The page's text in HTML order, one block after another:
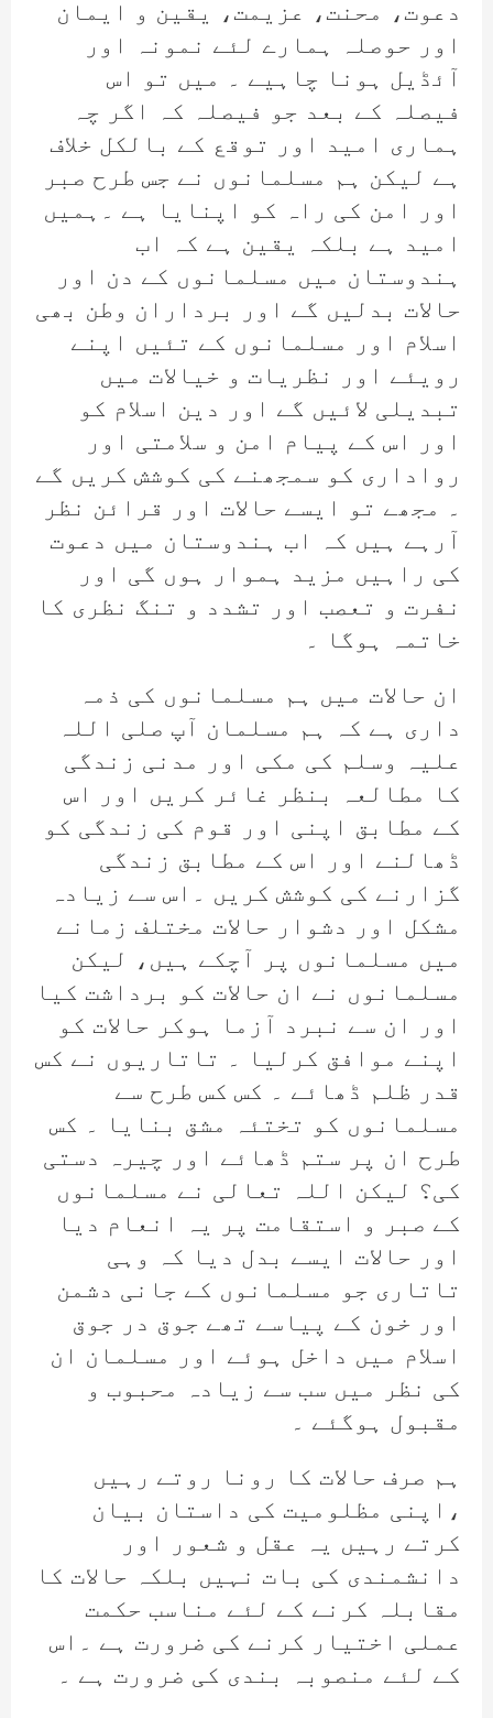
دعوت، محنت، عزیمت، یقین و ایمان
اور حوصلہ ہمارے لئے نمونہ اور
آئڈیل ہونا چاہیے ۔ میں تو اس
فیصلہ کے بعد جو فیصلہ کہ اگر چہ
ہماری امید اور توقع کے بالکل خلاف
ہے لیکن ہم مسلمانوں نے جس طرح صبر
اور امن کی راہ کو اپنایا ہے ۔ہمیں
امید ہے بلکہ یقین ہے کہ اب
ہندوستان میں مسلمانوں کے دن اور
حالات بدلیں گے اور برداران وطن بھی
اسلام اور مسلمانوں کے تئیں اپنے
رویئے اور نظریات و خیالات میں
تبدیلی لائیں گے اور دین اسلام کو
اور اس کے پیام امن و سلامتی اور
رواداری کو سمجھنے کی کوشش کریں گے
۔ مجھے تو ایسے حالات اور قرائن نظر
آرہے ہیں کہ اب ہندوستان میں دعوت
کی راہیں مزید ہموار ہوں گی اور
نفرت و تعصب اور تشدد و تنگ نظری کا
خاتمہ ہوگا ۔
ان حالات میں ہم مسلمانوں کی ذمہ
داری ہے کہ ہم مسلمان آپ صلی اللہ
علیہ وسلم کی مکی اور مدنی زندگی
کا مطالعہ بنظر غائر کریں اور اس
کے مطابق اپنی اور قوم کی زندگی کو
ڈھالنے اور اس کے مطابق زندگی
گزارنے کی کوشش کریں ۔اس سے زیادہ
مشکل اور دشوار حالات مختلف زمانے
میں مسلمانوں پر آچکے ہیں، لیکن
مسلمانوں نے ان حالات کو برداشت کیا
اور ان سے نبرد آزما ہوکر حالات کو
اپنے موافق کرلیا ۔ تاتاریوں نے کس
قدر ظلم ڈھائے ۔ کس کس طرح سے
مسلمانوں کو تختئہ مشق بنایا ۔ کس
طرح ان پر ستم ڈھائے اور چیرہ دستی
کی؟ لیکن اللہ تعالی نے مسلمانوں
کے صبر و استقامت پر یہ انعام دیا
اور حالات ایسے بدل دیا کہ وہی
تاتاری جو مسلمانوں کے جانی دشمن
اور خون کے پیاسے تھے جوق در جوق
اسلام میں داخل ہوئے اور مسلمان ان
کی نظر میں سب سے زیادہ محبوب و
مقبول ہوگئے ۔
ہم صرف حالات کا رونا روتے رہیں
،اپنی مظلومیت کی داستان بیان
کرتے رہیں یہ عقل و شعور اور
دانشمندی کی بات نہیں بلکہ حالات کا
مقابلہ کرنے کے لئے مناسب حکمت
عملی اختیار کرنے کی ضرورت ہے ۔اس
کے لئے منصوبہ بندی کی ضرورت ہے ۔